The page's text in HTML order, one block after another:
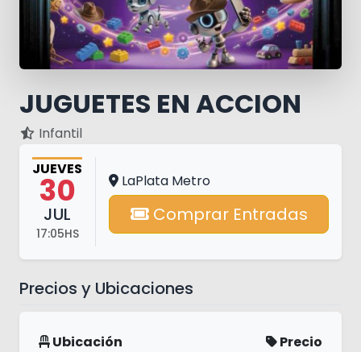
JUGUETES EN ACCION
Infantil
JUEVES
30
JUL
17:05HS
LaPlata Metro
Comprar Entradas
Precios y Ubicaciones
Ubicación
Precio